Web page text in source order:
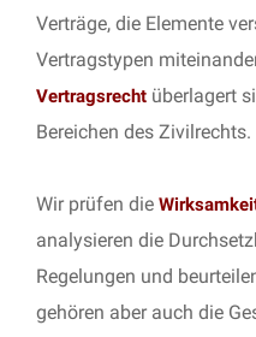
Verträge, die Elemente
Vertragstypen
Vertragsrecht überlagert
Bereichen des Zivilrechts.
Wir prüfen die
analysieren die
Regelungen und
gehören aber auch die